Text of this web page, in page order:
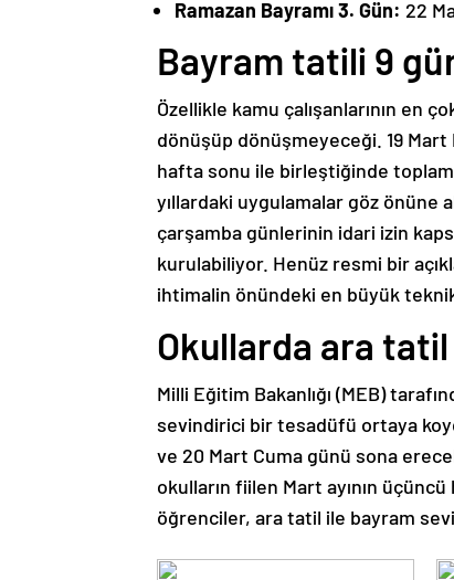
Ramazan Bayramı 3. Gün: 22
Bayram tatili 9
Özellikle kamu çalışanlarının en
dönüşüp dönüşmeyeceği. 19
hafta sonu ile birleştiğinde
yıllardaki uygulamalar göz önüne
çarşamba günlerinin idari izin
kurulabiliyor. Henüz resmi bir
ihtimalin önündeki en büyük
Okullarda ara
Milli Eğitim Bakanlığı (MEB)
sevindirici bir tesadüfü ortaya
ve 20 Mart Cuma günü sona
okulların fiilen Mart ayının
öğrenciler, ara tatil ile bayram